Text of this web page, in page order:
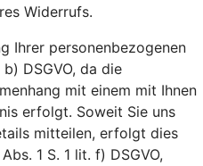
Widerrufs.
Ihrer personenbezogenen
DSGVO, da die
mit einem mit Ihnen
erfolgt. Soweit Sie uns
mitteilen, erfolgt dies
1 S. 1 lit. f) DSGVO,